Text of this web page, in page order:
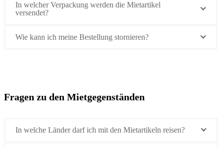
In welcher Verpackung werden die Mietartikel
versendet?
Wie kann ich meine Bestellung stornieren?
Fragen zu den Mietgegenständen
In welche Länder darf ich mit den Mietartikeln reisen?